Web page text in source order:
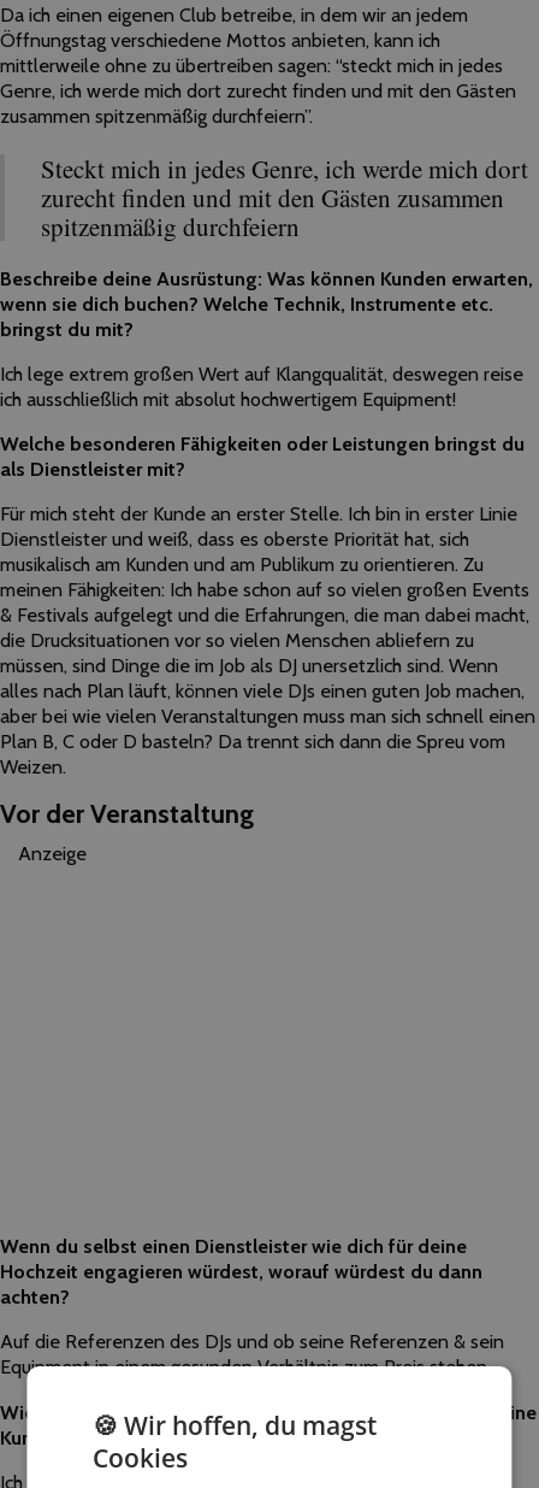
Da ich einen eigenen Club betreibe, in dem wir an jedem
Öffnungstag verschiedene Mottos anbieten, kann ich
mittlerweile ohne zu übertreiben sagen: “steckt mich in jedes
Genre, ich werde mich dort zurecht finden und mit den Gästen
zusammen spitzenmäßig durchfeiern”.
Steckt mich in jedes Genre, ich werde mich dort
zurecht finden und mit den Gästen zusammen
spitzenmäßig durchfeiern
Beschreibe deine Ausrüstung: Was können Kunden erwarten,
wenn sie dich buchen? Welche Technik, Instrumente etc.
bringst du mit?
Ich lege extrem großen Wert auf Klangqualität, deswegen reise
ich ausschließlich mit absolut hochwertigem Equipment!
Welche besonderen Fähigkeiten oder Leistungen bringst du
als Dienstleister mit?
Für mich steht der Kunde an erster Stelle. Ich bin in erster Linie
Dienstleister und weiß, dass es oberste Priorität hat, sich
musikalisch am Kunden und am Publikum zu orientieren. Zu
meinen Fähigkeiten: Ich habe schon auf so vielen großen Events
& Festivals aufgelegt und die Erfahrungen, die man dabei macht,
die Drucksituationen vor so vielen Menschen abliefern zu
müssen, sind Dinge die im Job als DJ unersetzlich sind. Wenn
alles nach Plan läuft, können viele DJs einen guten Job machen,
aber bei wie vielen Veranstaltungen muss man sich schnell einen
Plan B, C oder D basteln? Da trennt sich dann die Spreu vom
Weizen.
Vor der Veranstaltung
Anzeige
Wenn du selbst einen Dienstleister wie dich für deine
Hochzeit engagieren würdest, worauf würdest du dann
achten?
Auf die Referenzen des DJs und ob seine Referenzen & sein
Equipment in einem gesunden Verhältnis zum Preis stehen.
Wie bereitest du einen Auftritt vor und wie beziehst du deine
Kunden dabei ein?
Ich nehme mir Zeit und führe mindestens ein telefonisches
🍪 Wir hoffen, du magst
Cookies